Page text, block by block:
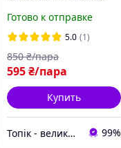
Мокасини жіночі білі
літні легкі сліпони сітка
Готово к отправке
5.0 (1)
595₴/пара
850 ₴/пара
Купить
Топік - великий вибір взуття для чоловіків і жінок 99%